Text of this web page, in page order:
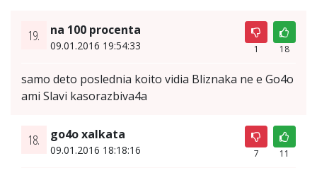
19. na 100 procenta
09.01.2016 19:54:33 1 18
samo deto poslednia koito vidia Bliznaka ne e Go4o
ami Slavi kasorazbiva4a
18. go4o xalkata
09.01.2016 18:18:16 7 11